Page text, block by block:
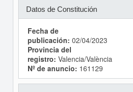
Datos de Constitución
Fecha de
publicación: 02/04/2023
Provincia del
registro: Valencia/València
Nº de anuncio: 161129